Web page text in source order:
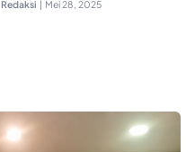
Redaksi | Mei 28, 2025